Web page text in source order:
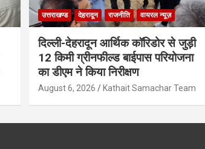
उत्तराखण्ड देहरादून राजनीति वायरल न्यूज़
दिल्ली-देहरादून आर्थिक कॉरिडोर से जुड़ी
12 किमी ग्रीनफील्ड बाईपास परियोजना
का डीएम ने किया निरीक्षण
August 6, 2026 Kathait Samachar Team